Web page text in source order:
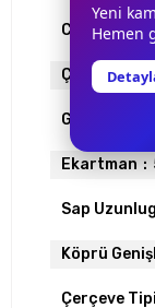
Cam Rengi
Çerçeve
Gövde Rengi
Ekartman
Sap
Köprü
Çerçeve Tipi
Yeni
Hemen